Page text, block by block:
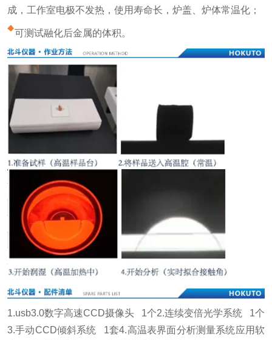
成，工作室电极不发热，使用寿命长，炉盖、炉体常温化；
可测试融化后金属的体积。
1.usb3.0数字高速CCD摄像头 1个2.连续变倍光学系统 1个
3.手动CCD倾斜系统 1套4.高温表界面分析测量系统应用软